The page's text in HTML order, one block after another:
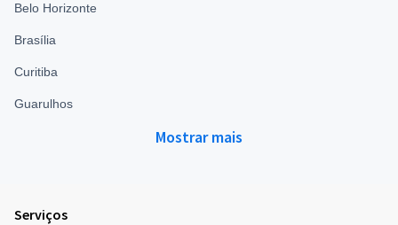
Belo Horizonte
Brasília
Curitiba
Guarulhos
Mostrar mais
Serviços